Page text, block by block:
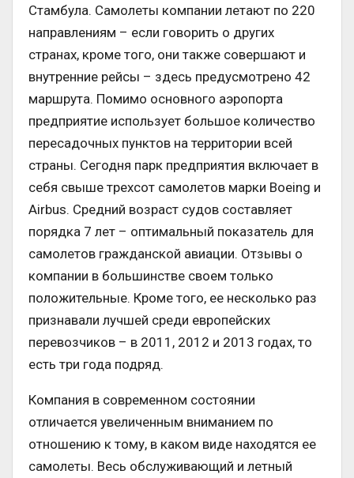
Стамбула. Самолеты компании летают по 220
направлениям – если говорить о других
странах, кроме того, они также совершают и
внутренние рейсы – здесь предусмотрено 42
маршрута. Помимо основного аэропорта
предприятие использует большое количество
пересадочных пунктов на территории всей
страны. Сегодня парк предприятия включает в
себя свыше трехсот самолетов марки Boeing и
Airbus. Средний возраст судов составляет
порядка 7 лет – оптимальный показатель для
самолетов гражданской авиации. Отзывы о
компании в большинстве своем только
положительные. Кроме того, ее несколько раз
признавали лучшей среди европейских
перевозчиков – в 2011, 2012 и 2013 годах, то
есть три года подряд.
Компания в современном состоянии
отличается увеличенным вниманием по
отношению к тому, в каком виде находятся ее
самолеты. Весь обслуживающий и летный